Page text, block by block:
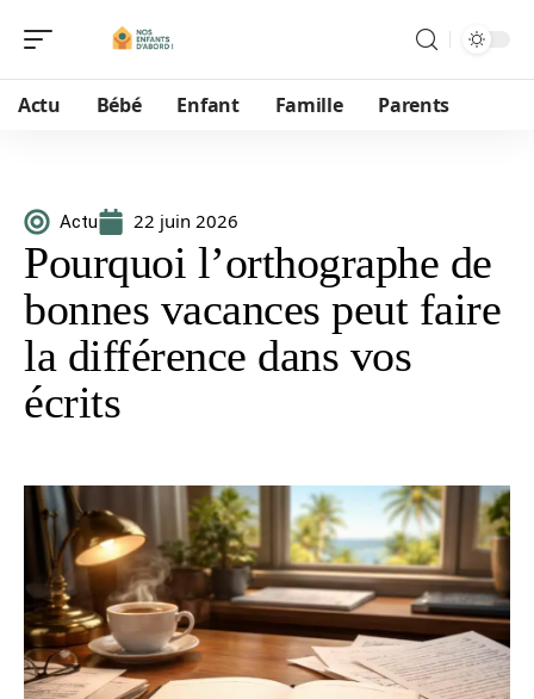
Actu Bébé Enfant Famille Parents
Actu 22 juin 2026
Pourquoi l’orthographe de
bonnes vacances peut faire
la différence dans vos
écrits